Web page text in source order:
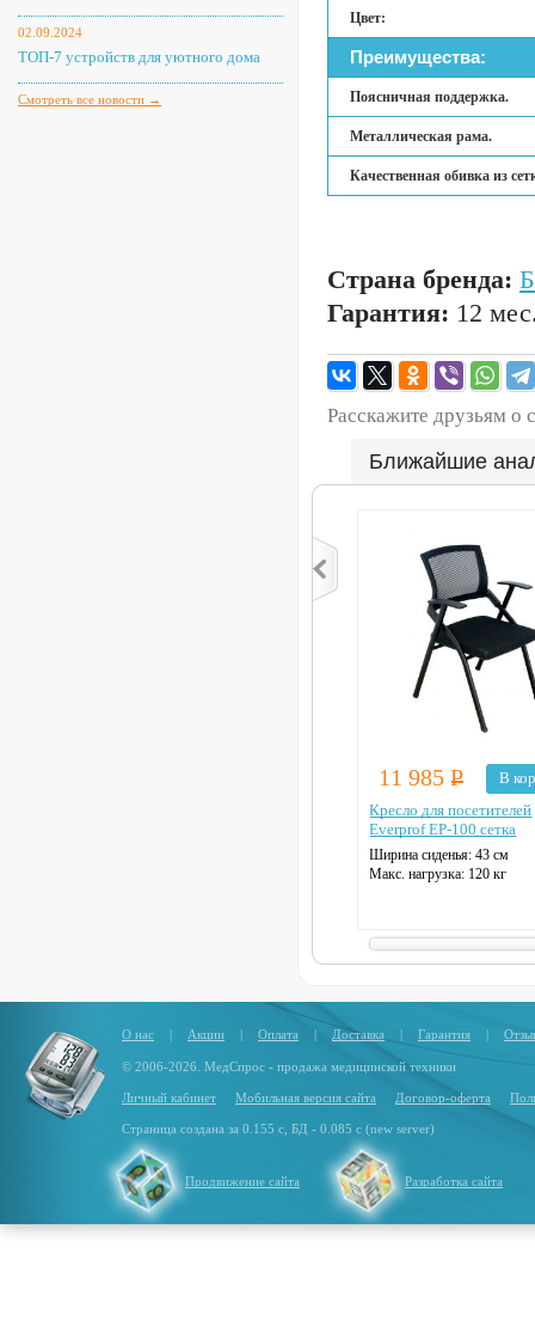
02.09.2024
ТОП-7 устройств для уютного дома
Смотреть все новости →
Цвет:
Преимущества:
Поясничная поддержка.
Металлическая рама.
Качественная обивка из
Страна бренда:
Гарантия: 12
Расскажите друзьям о
Ближайшие
11 985Р
В
Кресло для посетителей
Everprof EP-100 сетка
Ширина сиденья: 43 см
Макс. нагрузка: 120 кг
О нас | Акции | Оплата | Доставка | Гарантия |
© 2006-2026. МедСпрос - продажа медицинской техники
Личный кабинет Мобильная версия сайта Договор-оферта
Страница создана за 0.155 с, БД - 0.085 с (new server)
Продвижение сайта Разработка сайта